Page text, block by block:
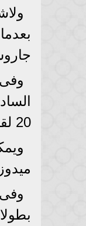
20 لقبا في بطولات «جراند سلام» الأربع الكبرى.